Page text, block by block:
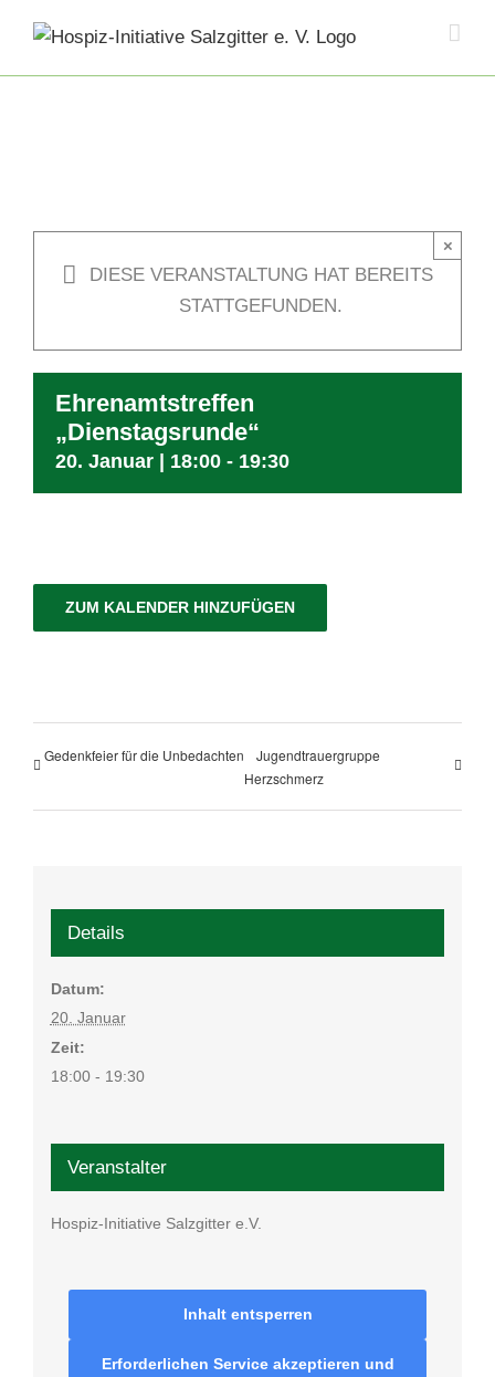
content
DIESE VERANSTALTUNG HAT BEREITS
STATTGEFUNDEN.
×
Ehrenamtstreffen
„Dienstagsrunde“
20. Januar | 18:00 - 19:30
ZUM KALENDER HINZUFÜGEN
Gedenkfeier für die Unbedachten
Jugendtrauergruppe
Herzschmerz
Details
Datum:
20. Januar
Zeit:
18:00 - 19:30
Veranstalter
Hospiz-Initiative Salzgitter e.V.
Inhalt entsperren
Erforderlichen Service akzeptieren und